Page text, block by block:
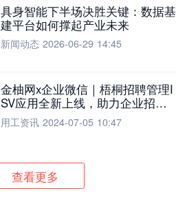
具身智能下半场决胜关键：数据基
建平台如何撑起产业未来
新闻动态 2026-06-29 14:45
金柚网x企业微信｜梧桐招聘管理I
SV应用全新上线，助力企业招聘
流程全面升级
用工资讯 2024-07-05 10:47
查看更多